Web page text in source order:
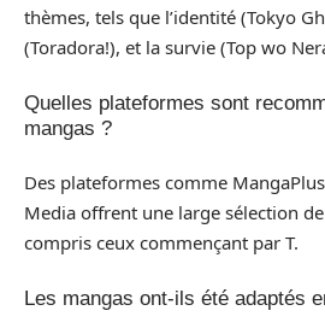
thèmes, tels que l’identité (Tokyo
(Toradora!), et la survie (Top wo
Quelles plateformes sont
mangas ?
Des plateformes comme
Media offrent une large sélection
compris ceux commençant par T.
Les mangas ont-ils été adaptés